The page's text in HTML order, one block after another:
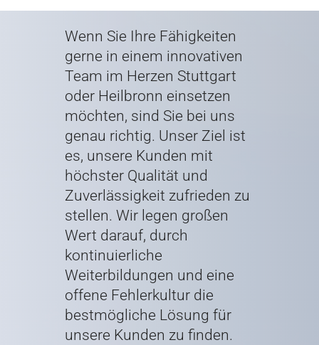
Wenn Sie Ihre Fähigkeiten
gerne in einem innovativen
Team im Herzen Stuttgart
oder Heilbronn einsetzen
möchten, sind Sie bei uns
genau richtig. Unser Ziel ist
es, unsere Kunden mit
höchster Qualität und
Zuverlässigkeit zufrieden zu
stellen. Wir legen großen
Wert darauf, durch
kontinuierliche
Weiterbildungen und eine
offene Fehlerkultur die
bestmögliche Lösung für
unsere Kunden zu finden.